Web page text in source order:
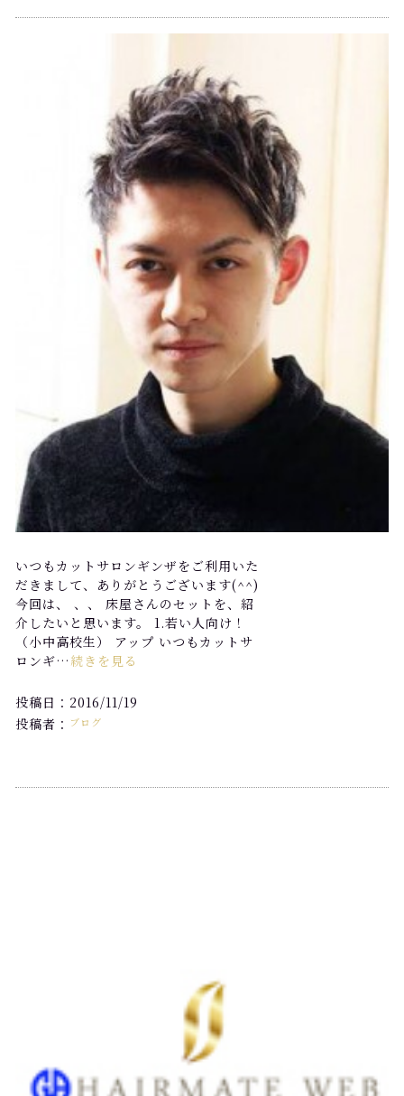
いつもカットサロンギンザをご利用いた
だきまして、ありがとうございます(^^)
今回は、 、、 床屋さんのセットを、紹
介したいと思います。 1.若い人向け！
（小中高校生） アップ いつもカットサ
ロンギ… 続きを見る
投稿日：2016/11/19
投稿者： ブログ